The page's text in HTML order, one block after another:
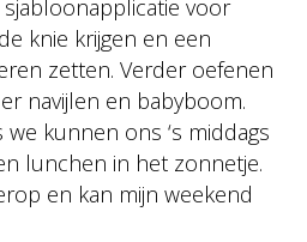
voor
knie krijgen en een
zetten. Verder oefenen
navijlen en babyboom.
kunnen ons ‘s middags
lunchen in het zonnetje.
en kan mijn weekend